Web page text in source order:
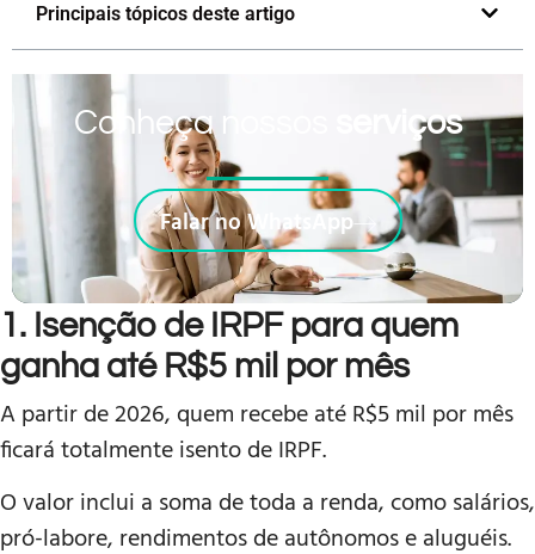
Principais tópicos deste artigo
Conheça nossos serviços
Falar no WhatsApp
1. Isenção de IRPF para quem
ganha até R$5 mil por mês
A partir de 2026, quem recebe até R$5 mil por mês
ficará totalmente isento de IRPF.
O valor inclui a soma de toda a renda, como salários,
pró-labore, rendimentos de autônomos e aluguéis.